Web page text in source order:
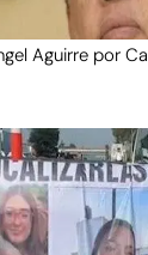
Aguirre por